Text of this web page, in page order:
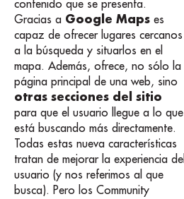
contenido que se presenta.
Gracias a Google Maps es
capaz de ofrecer lugares cercanos
a la búsqueda y situarlos en el
mapa. Además, ofrece, no sólo la
página principal de una web, sino
otras secciones del sitio
para que el usuario llegue a lo que
está buscando más directamente.
Todas estas nueva características
tratan de mejorar la experiencia del
usuario (y nos referimos al que
busca). Pero los Community